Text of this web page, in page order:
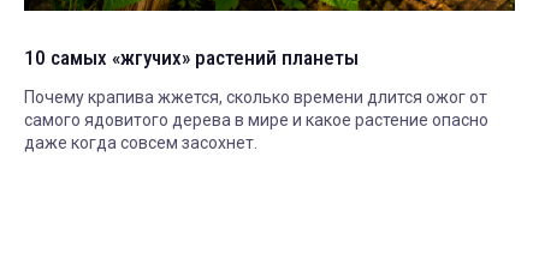
10 самых «жгучих» растений планеты
Почему крапива жжется, сколько времени длится ожог от
самого ядовитого дерева в мире и какое растение опасно
даже когда совсем засохнет.